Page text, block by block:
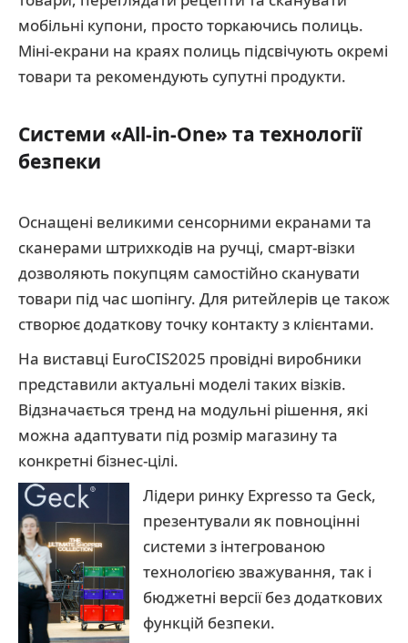
мобільні купони, просто торкаючись полиць.
Міні-екрани на краях полиць підсвічують окремі
товари та рекомендують супутні продукти.
Системи «All-in-One» та технології
безпеки
Оснащені великими сенсорними екранами та
сканерами штрихкодів на ручці, смарт-візки
дозволяють покупцям самостійно сканувати
товари під час шопінгу. Для ритейлерів це також
створює додаткову точку контакту з клієнтами.
На виставці EuroCIS2025 провідні виробники
представили актуальні моделі таких візків.
Відзначається тренд на модульні рішення, які
можна адаптувати під розмір магазину та
конкретні бізнес-цілі.
Лідери ринку Expresso та Geck,
презентували як повноцінні
системи з інтегрованою
технологією зважування, так і
бюджетні версії без додаткових
функцій безпеки.